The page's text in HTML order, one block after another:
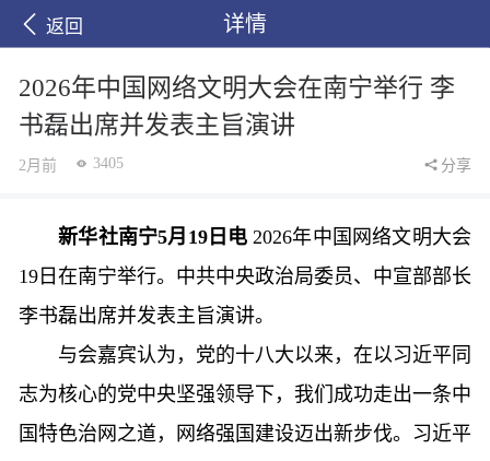
返回 详情
2026年中国网络文明大会在南宁举行 李
书磊出席并发表主旨演讲
2月前 3405 分享
新华社南宁5月19日电 2026年中国网络文明大会
19日在南宁举行。中共中央政治局委员、中宣部部长
李书磊出席并发表主旨演讲。
与会嘉宾认为，党的十八大以来，在以习近平同
志为核心的党中央坚强领导下，我们成功走出一条中
国特色治网之道，网络强国建设迈出新步伐。习近平